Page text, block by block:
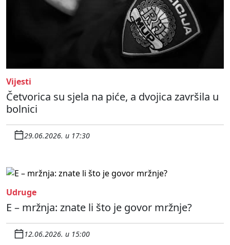
Vijesti
Četvorica su sjela na piće, a dvojica završila u
bolnici
29.06.2026. u 17:30
Udruge
E – mržnja: znate li što je govor mržnje?
12.06.2026. u 15:00